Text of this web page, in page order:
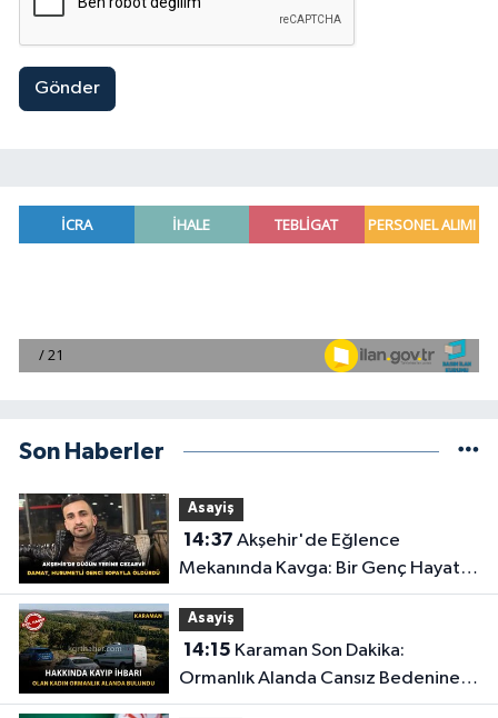
Gönder
Son Haberler
Asayiş
14:37
Mekanında Kavga: Bir Genç Hayatını
Kaybetti
Asayiş
14:15
Ormanlık Alanda Cansız Bedenine
Ulaşıldı